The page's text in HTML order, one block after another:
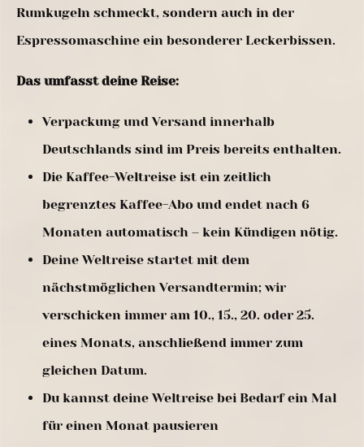
Rumkugeln schmeckt, sondern auch in der
Espressomaschine ein besonderer Leckerbissen.
Das umfasst deine Reise:
Verpackung und Versand innerhalb
Deutschlands sind im Preis bereits enthalten.
Die Kaffee-Weltreise ist ein zeitlich
begrenztes Kaffee-Abo und endet nach 6
Monaten automatisch – kein Kündigen nötig.
Deine Weltreise startet mit dem
nächstmöglichen Versandtermin; wir
verschicken immer am 10., 15., 20. oder 25.
eines Monats, anschließend immer zum
gleichen Datum.
Du kannst deine Weltreise bei Bedarf ein Mal
für einen Monat pausieren